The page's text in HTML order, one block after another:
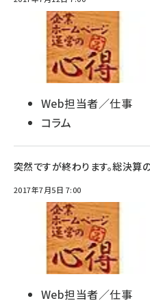
Web担当者／仕事
コラム
突然ですが終わります。総決算
2017年7月5日 7:00
Web担当者／仕事